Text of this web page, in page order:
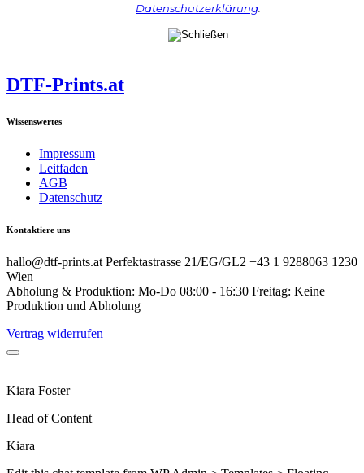
Datenschutzerklärung
DTF-Prints.at
Wissenswertes
Impressum
Leitfaden
AGB
Datenschutz
Kontaktiere uns
hallo@dtf-prints.at Perfektastrasse 21/EG/GL2 +43 1 9288063 1230
Wien
Abholung & Produktion: Mo-Do 08:00 - 16:30 Freitag: Keine
Produktion und Abholung
Vertrag widerrufen
Kiara Foster​
Head of Content​
Kiara​